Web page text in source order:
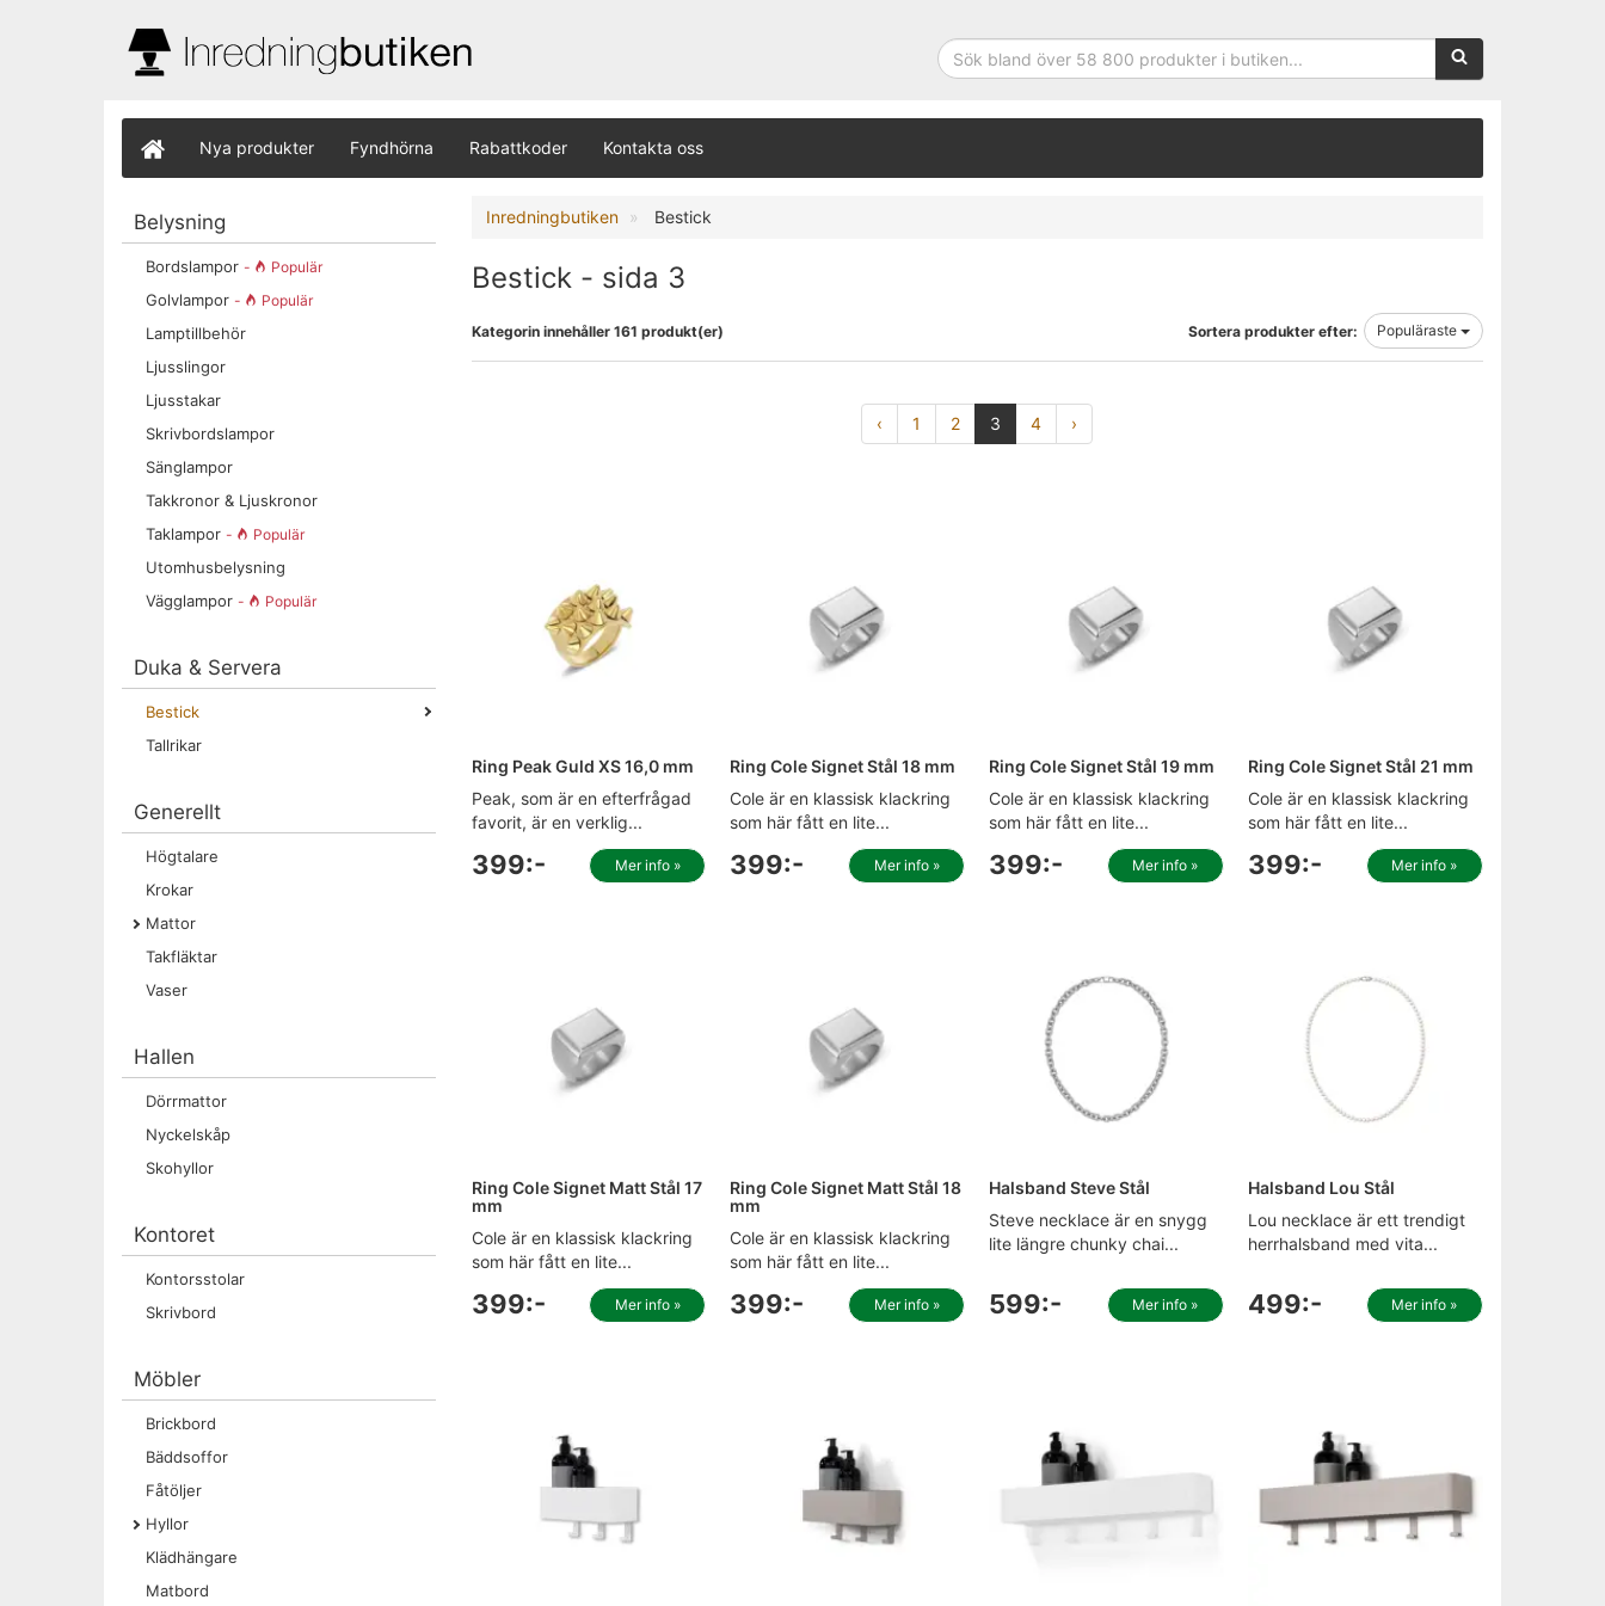
Sökfras:
Nya produkter Fyndhörna Rabattkoder Kontakta oss
Belysning
Bordslampor - Populär
Golvlampor - Populär
Lamptillbehör
Ljusslingor
Ljusstakar
Skrivbordslampor
Sänglampor
Takkronor & Ljuskronor
Taklampor - Populär
Utomhusbelysning
Vägglampor - Populär
Duka & Servera
Bestick
Tallrikar
Generellt
Högtalare
Krokar
Mattor
Takfläktar
Vaser
Hallen
Dörrmattor
Nyckelskåp
Skohyllor
Kontoret
Kontorsstolar
Skrivbord
Möbler
Brickbord
Bäddsoffor
Fåtöljer
Hyllor
Klädhängare
Matbord
Inredningbutiken Bestick
Bestick - sida 3
Kategorin innehåller 161 produkt(er) Sortera produkter efter: Populäraste
‹ 1 2 3 4 ›
Ring Peak Guld XS 16,0 mm
Peak, som är en efterfrågad
favorit, är en verklig...
399:- Mer info »
Ring Cole Signet Stål 18 mm
Cole är en klassisk klackring
som här fått en lite...
399:- Mer info »
Ring Cole Signet Stål 19 mm
Cole är en klassisk klackring
som här fått en lite...
399:- Mer info »
Ring Cole Signet Stål 21 mm
Cole är en klassisk klackring
som här fått en lite...
399:- Mer info »
Ring Cole Signet Matt Stål 17
mm
Cole är en klassisk klackring
som här fått en lite...
399:- Mer info »
Ring Cole Signet Matt Stål 18
mm
Cole är en klassisk klackring
som här fått en lite...
399:- Mer info »
Halsband Steve Stål
Steve necklace är en snygg
lite längre chunky chai...
599:- Mer info »
Halsband Lou Stål
Lou necklace är ett trendigt
herrhalsband med vita...
499:- Mer info »